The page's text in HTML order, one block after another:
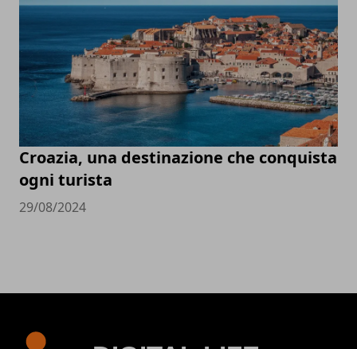
Croazia, una destinazione che conquista
ogni turista
29/08/2024